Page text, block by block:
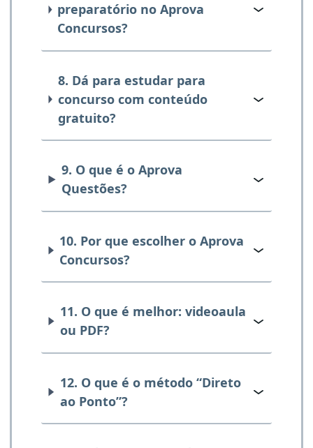
preparatório no Aprova
Concursos?
8. Dá para estudar para
concurso com conteúdo
gratuito?
9. O que é o Aprova
Questões?
10. Por que escolher o Aprova
Concursos?
11. O que é melhor: videoaula
ou PDF?
12. O que é o método “Direto
ao Ponto”?